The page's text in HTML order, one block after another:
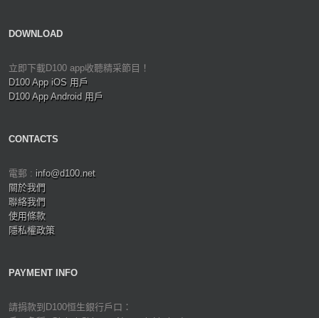
DOWNLOAD
立即下載D100 app收聽精采節目！
D100 App iOS 用戶
D100 App Android 用戶
CONTACTS
電郵 : info@d100.net
關於我們
聯絡我們
使用條款
隱私權政策
PAYMENT INFO
請捐款到D100恒生銀行戶口：